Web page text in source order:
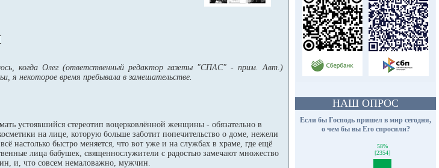
когда Олег (ответственный редактор газеты "СПАС" - прим. Авт.)
я некоторое время пребывала в замешательстве.
устоявшийся стереотип воцерковлённой женщины - обязательно в
на лице, которую больше заботит попечительство о доме, нежели
настолько быстро меняется, что вот уже и на службах в храме, где ещё
лица бабушек, священнослужители с радостью замечают множество
и, что совсем немаловажно, мужчин.
НАШ ОПРОС
Если бы Господь пришел в мир сегодня,
о чем бы вы Его спросили?
58%
[2354]